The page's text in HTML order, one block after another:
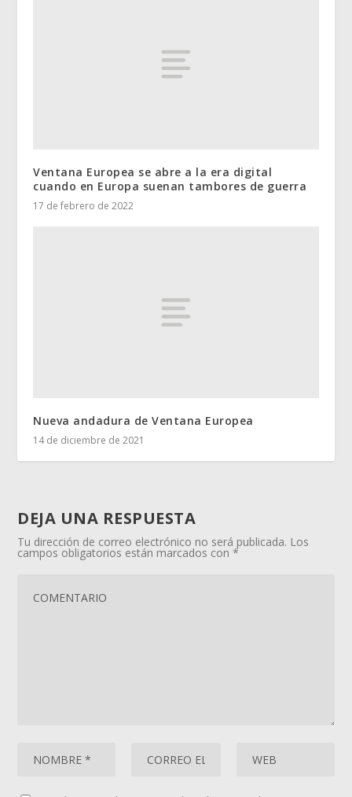
Ventana Europea se abre a la era digital
cuando en Europa suenan tambores de guerra
17 de febrero de 2022
Nueva andadura de Ventana Europea
14 de diciembre de 2021
DEJA UNA RESPUESTA
Tu dirección de correo electrónico no será publicada. Los
campos obligatorios están marcados con*